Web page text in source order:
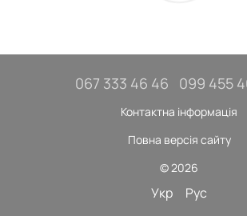
067 333 46 46 099 455
Контактна інформація
Повна версія сайту
© 2026
Укр Рус